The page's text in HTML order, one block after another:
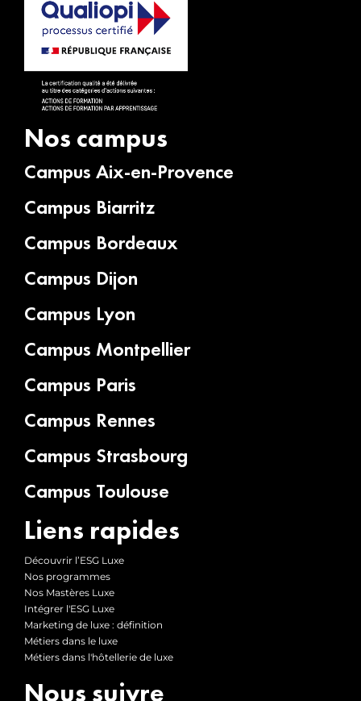
Nos campus
Campus Aix-en-Provence
Campus Biarritz
Campus Bordeaux
Campus Dijon
Campus Lyon
Campus Montpellier
Campus Paris
Campus Rennes
Campus Strasbourg
Campus Toulouse
Liens rapides
Découvrir l’ESG Luxe
Nos programmes
Nos Mastères Luxe
Intégrer l'ESG Luxe
Marketing de luxe : définition
Métiers dans le luxe
Métiers dans l'hôtellerie de luxe
Nous suivre